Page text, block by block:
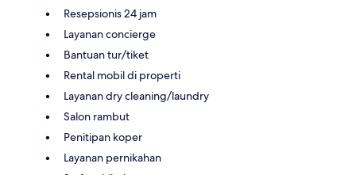
Resepsionis 24 jam
Layanan concierge
Bantuan tur/tiket
Rental mobil di properti
Layanan dry cleaning/laundry
Salon rambut
Penitipan koper
Layanan pernikahan